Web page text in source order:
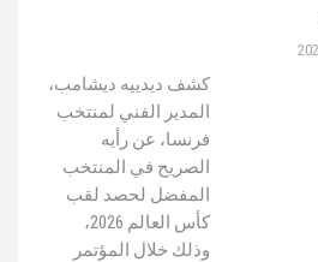
كشف ديدييه ديشامب،
المدير الفني لمنتخب
فرنسا، عن رأيه
الصريح في المنتخب
المفضل لحصد لقب
كأس العالم 2026،
وذلك خلال المؤتمر